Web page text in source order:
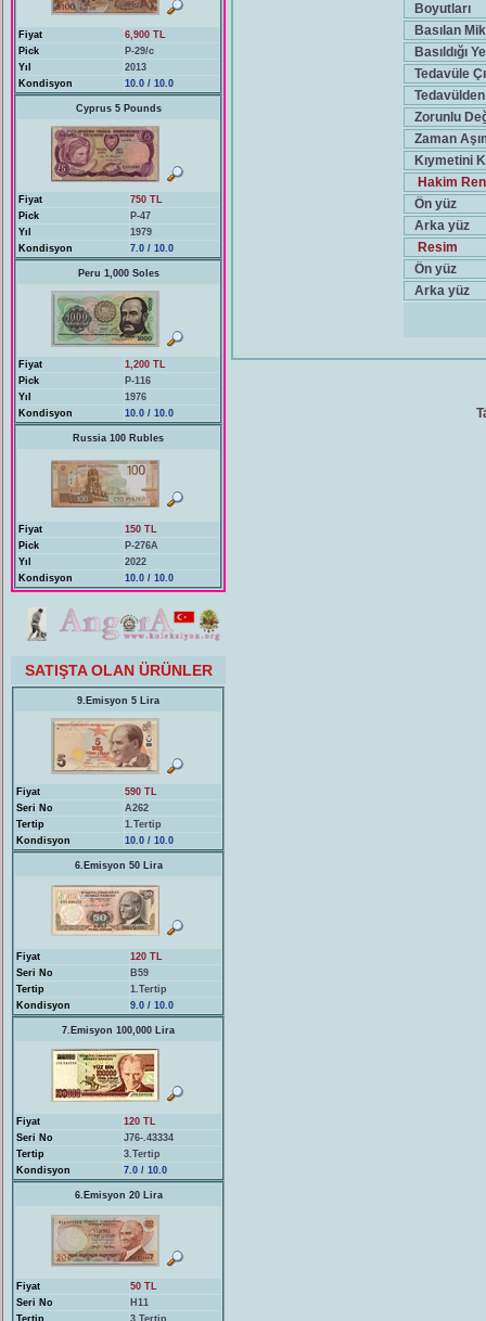
Fiyat
6,900 TL
Pick
P-29/c
Yıl
2013
Kondisyon
10.0 / 10.0
Cyprus 5 Pounds
Fiyat
750 TL
Pick
P-47
Yıl
1979
Kondisyon
7.0 / 10.0
Peru 1,000 Soles
Fiyat
1,200 TL
Pick
P-116
Yıl
1976
Kondisyon
10.0 / 10.0
Russia 100 Rubles
Fiyat
150 TL
Pick
P-276A
Yıl
2022
Kondisyon
10.0 / 10.0
SATIŞTA OLAN ÜRÜNLER
9.Emisyon 5 Lira
Fiyat
590 TL
Seri No
A262
Tertip
1.Tertip
Kondisyon
10.0 / 10.0
6.Emisyon 50 Lira
Fiyat
120 TL
Seri No
B59
Tertip
1.Tertip
Kondisyon
9.0 / 10.0
7.Emisyon 100,000 Lira
Fiyat
120 TL
Seri No
J76-.43334
Tertip
3.Tertip
Kondisyon
7.0 / 10.0
6.Emisyon 20 Lira
Fiyat
50 TL
Seri No
H11
Tertip
3.Tertip
Boyutları
Basılan
Basıldığı
Tedavüle
Zorunlu
Zaman
Kıymetini
Hakim
Ön yüz
Arka yüz
Resim
Ön yüz
Arka yüz